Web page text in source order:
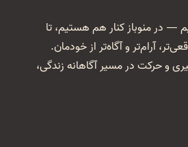
— در منوباز کنار هم هستیم، تا
آرام‌تر و آگاه‌تر از خودمان.
و حرکت در مسیر آگاهانه زندگی،